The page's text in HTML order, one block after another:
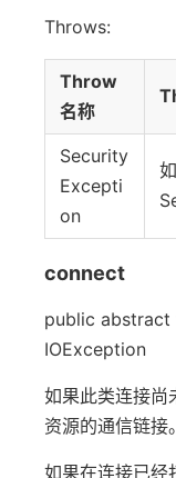
Throws:
Throw
名称
Security
Excepti
on
connect
public
IOException
如果此类连接尚
资源的通信链接。
如果在连接已